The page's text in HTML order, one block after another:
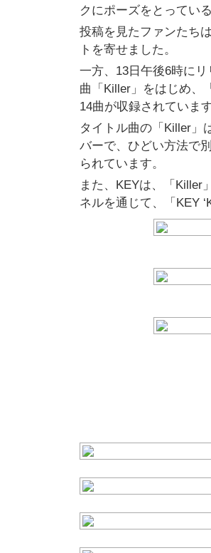
クにポーズをとってい
投稿を見たファンたち
トを寄せました。
一方、13日午後6時に
曲「Killer」をはじめ、
14曲が収録されています
タイトル曲の「Killer」
バーで、ひどい方法で
られています。
また、KEYは、「Killer
ネルを通じて、「KEY